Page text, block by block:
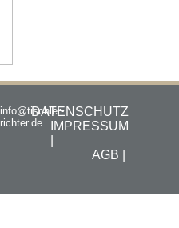
info@tischler-
richter.de
DATENSCHUTZ
IMPRESSUM
AGB |